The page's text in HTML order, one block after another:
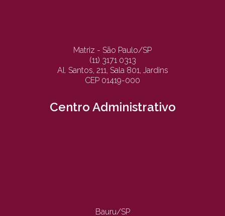
Matriz - São Paulo/SP
(11) 3171 0313
Al. Santos, 211, Sala 801, Jardins
CEP 01419-000
Centro Administrativo
Bauru/SP